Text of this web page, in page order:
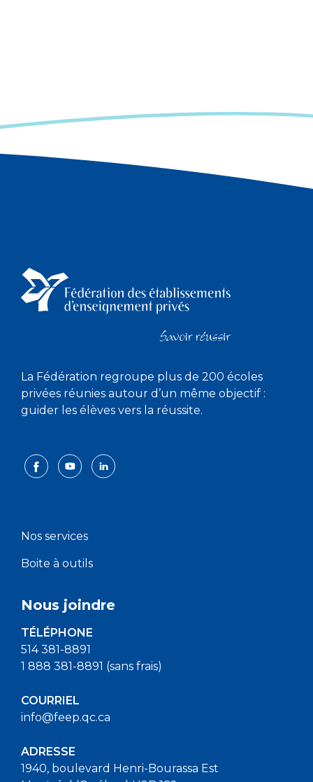
La Fédération regroupe plus de 200 écoles
privées réunies autour d’un même objectif :
guider les élèves vers la réussite.
Nos services
Boite à outils
Nous joindre
TÉLÉPHONE
514 381-8891
1 888 381-8891 (sans frais)
COURRIEL
info@feep.qc.ca
ADRESSE
1940, boulevard Henri-Bourassa Est